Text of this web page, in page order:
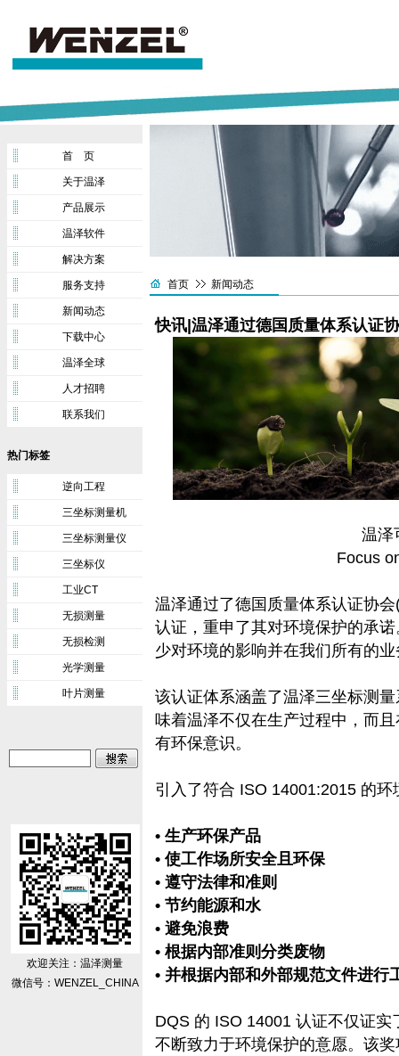
首 页
关于温泽
产品展示
温泽软件
解决方案
服务支持
新闻动态
下载中心
温泽全球
人才招聘
联系我们
热门标签
逆向工程
三坐标测量机
三坐标测量仪
三坐标仪
工业CT
无损测量
无损检测
光学测量
叶片测量
欢迎关注：温泽测量
微信号：WENZEL_CHINA
首页 新闻动态
快讯|温泽通过德国质量体系认证
温泽
Focus
温泽通过了德国质量体系认证协
认证，重申了其对环境保护的承
少对环境的影响并在我们所有的
该认证体系涵盖了温泽三坐标测
味着温泽不仅在生产过程中，而
有环保意识。
引入了符合 ISO 14001:2015 的
• 生产环保产品
• 使工作场所安全且环保
• 遵守法律和准则
• 节约能源和水
• 避免浪费
• 根据内部准则分类废物
• 并根据内部和外部规范文件进行
DQS 的 ISO 14001 认证不仅证
不断致力于环境保护的意愿。该